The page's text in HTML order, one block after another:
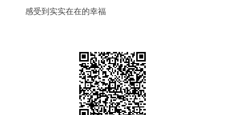
感受到实实在在的幸福